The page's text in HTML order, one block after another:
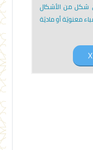
شكل من الأشكال
معنويّة أو ماديّة
X